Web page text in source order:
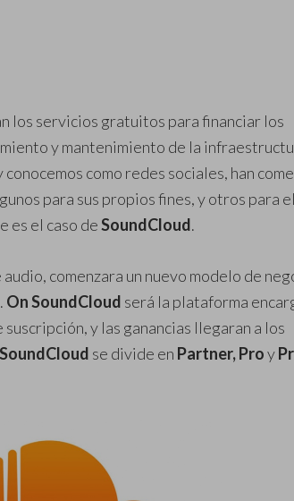
los servicios gratuitos para financiar los
y mantenimiento de la
como redes sociales, han
para sus propios fines, y otros para el
es el caso deSoundCloud.
comenzara un nuevo modelo de
On SoundCloud será la plataforma
y las ganancias llegaran a los
se divide en Partner, Proy